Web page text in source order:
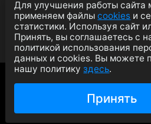
Мойки из нержавейки
Смесители
Аксессуары
© 2026
Политика
Согласие на
Для улучшения работы сайта
применяем файлыcookies и
статистики. Используя сайт
Принять, вы соглашаетесь с
политикой использования
данных и cookies. Вы можете
нашу политикуздесь.
Принять